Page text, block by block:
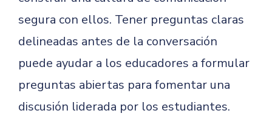
segura con ellos. Tener preguntas claras
delineadas antes de la conversación
puede ayudar a los educadores a formular
preguntas abiertas para fomentar una
discusión liderada por los estudiantes.